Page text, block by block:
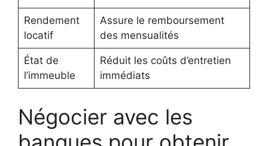
Rendement
locatif
Assure le remboursement
des mensualités
État de
l’immeuble
Réduit les coûts d’entretien
immédiats
Négocier avec les